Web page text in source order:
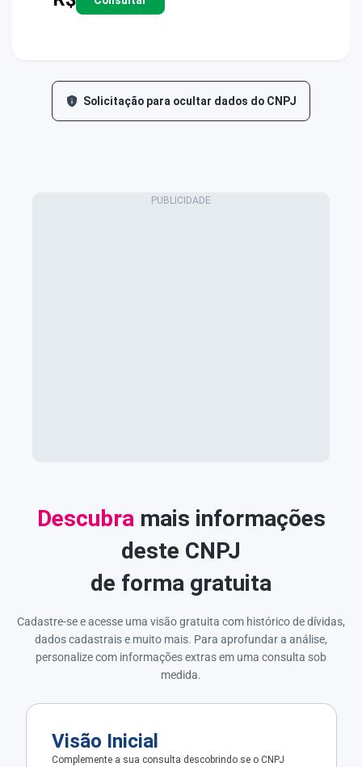
Solicitação para ocultar dados do CNPJ
Descubramais informações
deste CNPJ
de forma gratuita
Cadastre-se e acesse uma visão gratuita com histórico de dívidas,
dados cadastrais e muito mais. Para aprofundar a análise,
personalize com informações extras em uma consulta sob
medida.
Visão Inicial
Complemente a sua consulta descobrindo se o CNPJ